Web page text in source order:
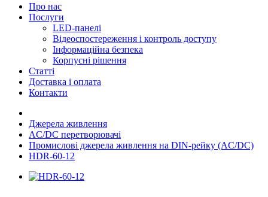
Про нас
Послуги
LED-панелі
Відеоспостереження і контроль доступу
Інформаційна безпека
Корпусні рішення
Статті
Доставка і оплата
Контакти
Джерела живлення
AC/DC перетворювачі
Промислові джерела живлення на DIN-рейку (AC/DC)
HDR-60-12